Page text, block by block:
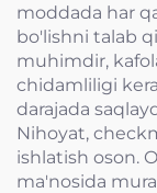
moddada har
bo'lishni talab
muhimdir,
chidamliligi
darajada
Nihoyat,
ishlatish oson.
ma'nosida